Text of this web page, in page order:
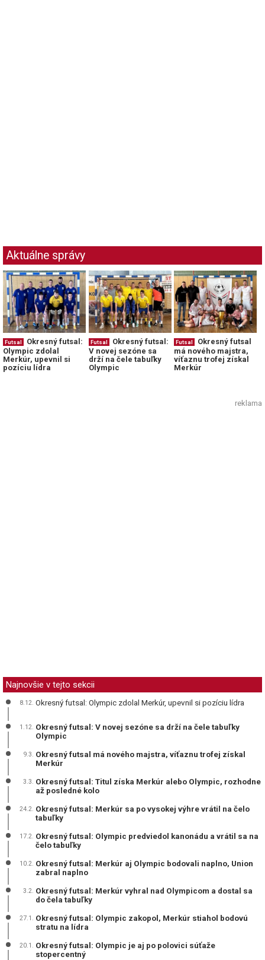
Aktuálne správy
Futsal
Okresný futsal:
Olympic zdolal
Merkúr, upevnil si
pozíciu lídra
Futsal
Okresný futsal:
V novej sezóne sa
drží na čele tabuľky
Olympic
Futsal
Okresný futsal
má nového majstra,
víťaznu trofej získal
Merkúr
reklama
Najnovšie v tejto sekcii
8.12. Okresný futsal: Olympic zdolal Merkúr, upevnil si pozíciu lídra
1.12. Okresný futsal: V novej sezóne sa drží na čele tabuľky
Olympic
9.3. Okresný futsal má nového majstra, víťaznu trofej získal
Merkúr
3.3. Okresný futsal: Titul získa Merkúr alebo Olympic, rozhodne
až posledné kolo
24.2. Okresný futsal: Merkúr sa po vysokej výhre vrátil na čelo
tabuľky
17.2. Okresný futsal: Olympic predviedol kanonádu a vrátil sa na
čelo tabuľky
10.2. Okresný futsal: Merkúr aj Olympic bodovali naplno, Union
zabral naplno
3.2. Okresný futsal: Merkúr vyhral nad Olympicom a dostal sa
do čela tabuľky
27.1. Okresný futsal: Olympic zakopol, Merkúr stiahol bodovú
stratu na lídra
20.1. Okresný futsal: Olympic je aj po polovici súťaže
stopercentný